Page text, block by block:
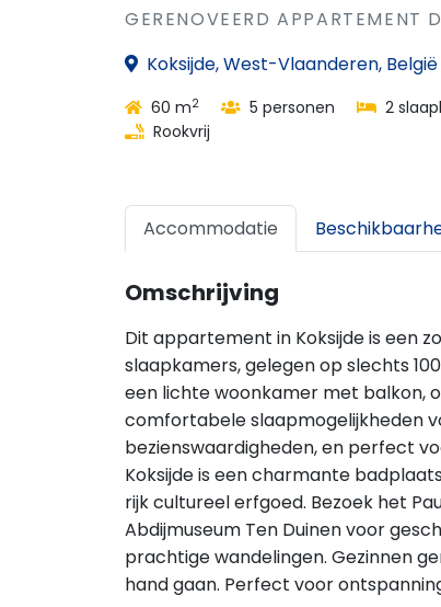
GERENOVEERD APPARTEMENT
Koksijde, West-Vlaanderen, België
60 m2 5 personen 2
Rookvrij
Accommodatie
Omschrijving
Dit appartement in Koksijde is een
slaapkamers, gelegen op slechts
een lichte woonkamer met balkon,
comfortabele slaapmogelijkheden
bezienswaardigheden, en perfect
Koksijde is een charmante
rijk cultureel erfgoed. Bezoek het
Abdijmuseum Ten Duinen voor
prachtige wandelingen. Gezinnen
hand gaan. Perfect voor